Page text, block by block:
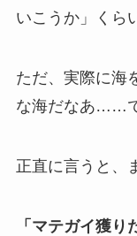
いこうか」くら
ただ、実際に海
な海だなあ……
正直に言うと、
「マテガイ獲り